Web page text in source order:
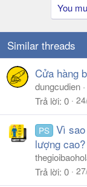
You
Similar threads
Cửa hàng
dungcudien
Trả lời 0
PS Vì
lượng cao?
Trả lời 0